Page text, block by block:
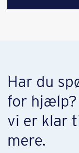
Har du
for hjælp?
vi er klar
mere.